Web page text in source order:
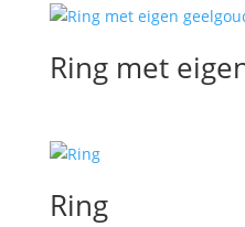
Ring met
Ring